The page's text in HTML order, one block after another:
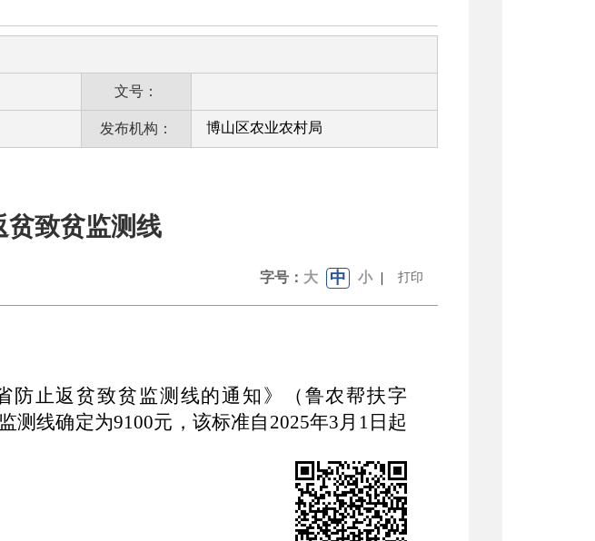
文号：
发布机构： 博山区农业农村局
贫致贫监测线
字号： 大 中 小 | 打印
防止返贫致贫监测线的通知》 （ 鲁农帮扶字
测线确定为9100元 ， 该标准自 2025年3月 1 日 起